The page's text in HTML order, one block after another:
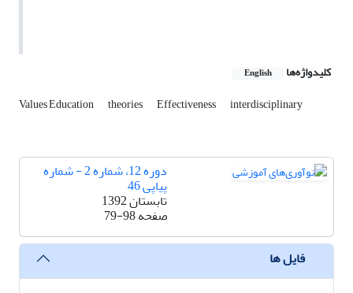
کلیدواژه‌ها English
Values Education theories Effectiveness interdisciplinary
دوره 12، شماره 2 - شماره
پیاپی 46
تابستان 1392
صفحه79-98
فایل ها